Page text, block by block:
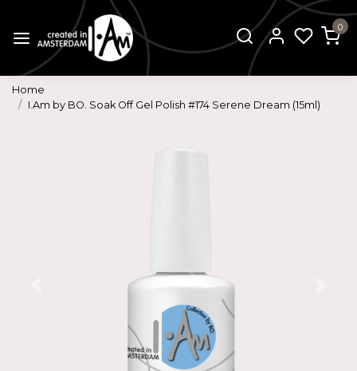
0
Home
I.Am by BO. Soak Off Gel Polish #174 Serene Dream (15ml)